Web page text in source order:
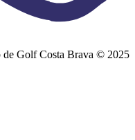
Golf Costa Brava © 2025